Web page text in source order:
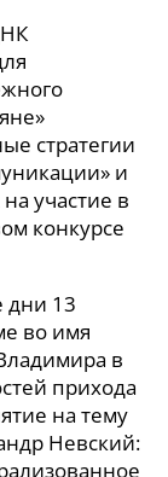
стратегии
и
участие в
конкурсе
дни 13
во имя
в
прихода
на тему
Невский: